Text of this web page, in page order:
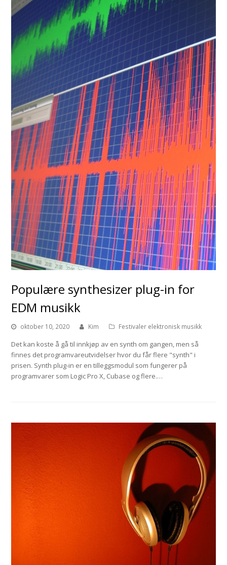
Populære synthesizer plug-in for
EDM musikk
oktober 10, 2020 Kim Festivaler elektronisk musikk
Det kan koste å gå til innkjøp av en synth om gangen, men så
finnes det programvareutvidelser hvor du får flere "synth" i
prisen. Synth plug-in er en tilleggsmodul som fungerer på
programvarer som Logic Pro X, Cubase og flere.…